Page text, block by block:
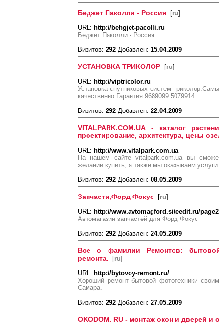
Беджет Паколли - Россия [ru]
URL: http://behgjet-pacolli.ru
Беджет Паколли - Россия
Визитов: 292 Добавлен: 15.04.2009
УСТАНОВКА ТРИКОЛОР [ru]
URL: http://viptricolor.ru
Установка спутниковых систем
качественно.Гарантия 9689099 5079914
Визитов: 292 Добавлен: 22.04.2009
VITALPARK.COM.UA - каталог
проектирование, архитектура, цены
URL: http://www.vitalpark.com.ua
На нашем сайте vitalpark.com.ua вы
желании купить, а также мы оказываем
Визитов: 292 Добавлен: 08.05.2009
Запчасти,Форд Фокус [ru]
URL: http://www.avtomagford.siteedit.ru/page2
Автомагазин запчастей для Форд Фокус
Визитов: 292 Добавлен: 24.05.2009
Все о фамилии Ремонтов:
ремонта. [ru]
URL: http://bytovoy-remont.ru/
Хороший ремонт бытовой фототехники
Самара.
Визитов: 292 Добавлен: 27.05.2009
OKODOM. RU - монтаж окон и дверей и